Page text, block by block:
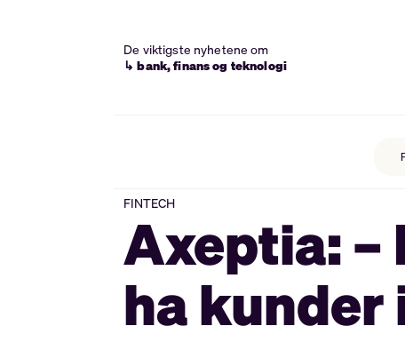
De viktigste nyhetene om
↳ bank, finans og teknologi
FINTECH
Axeptia: –
ha kunder